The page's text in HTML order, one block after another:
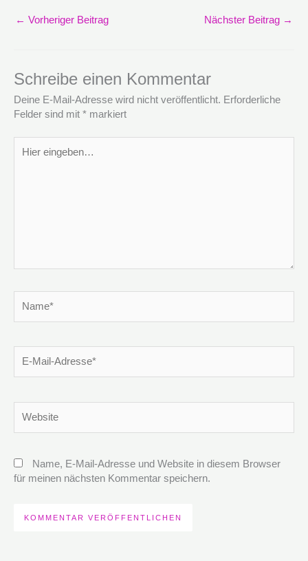
← Vorheriger Beitrag Nächster Beitrag →
Schreibe einen Kommentar
Deine E-Mail-Adresse wird nicht veröffentlicht. Erforderliche
Felder sind mit * markiert
eingeben…
Mail-
Name, E-Mail-Adresse und Website in diesem Browser
für meinen nächsten Kommentar speichern.